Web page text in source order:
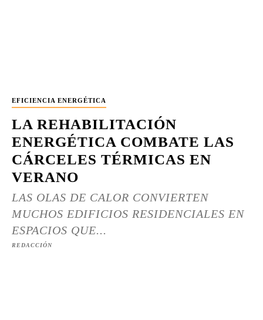
EFICIENCIA ENERGÉTICA
LA REHABILITACIÓN
ENERGÉTICA COMBATE LAS
CÁRCELES TÉRMICAS EN
VERANO
LAS OLAS DE CALOR CONVIERTEN
MUCHOS EDIFICIOS RESIDENCIALES EN
ESPACIOS QUE...
REDACCIÓN